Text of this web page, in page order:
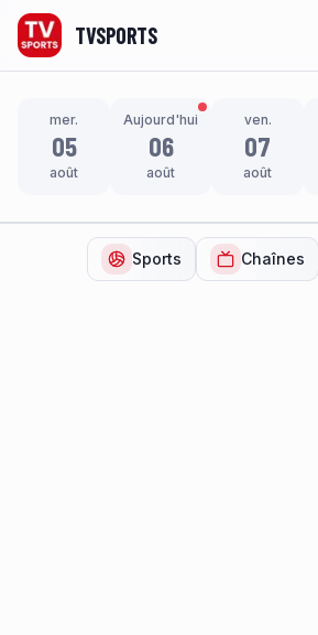
TVSPORTS
mer.
05
août
Aujourd'hui
06
août
ven.
07
août
Sports Chaînes